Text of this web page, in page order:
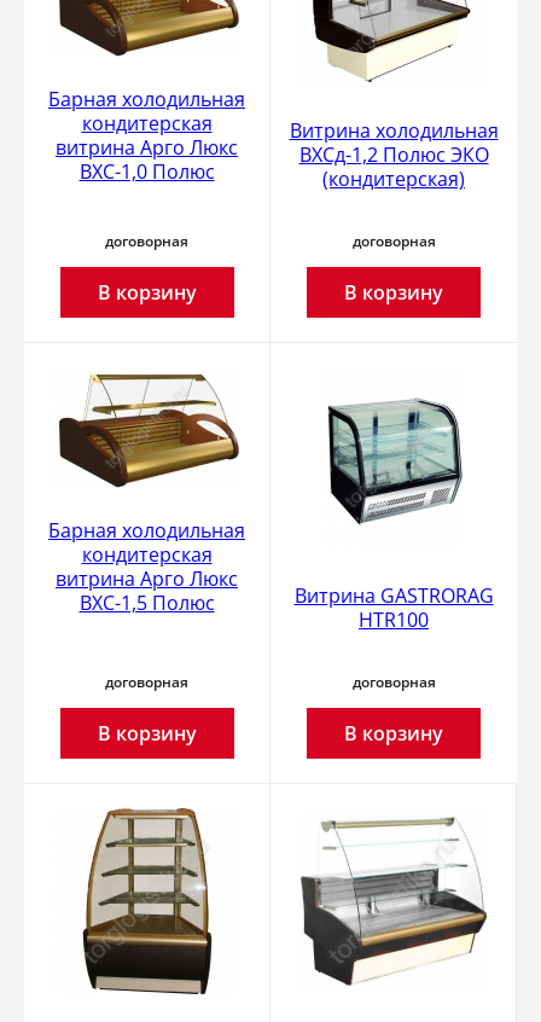
Барная холодильная
кондитерская
витрина Арго Люкс
ВХС-1,0 Полюс
договорная
В корзину
Витрина холодильная
ВХСд-1,2 Полюс ЭКО
(кондитерская)
договорная
В корзину
Барная холодильная
кондитерская
витрина Арго Люкс
ВХС-1,5 Полюс
договорная
В корзину
Витрина GASTRORAG
HTR100
договорная
В корзину